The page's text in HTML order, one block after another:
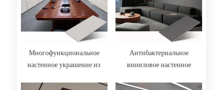
Многофункциональное
настенное украшение из
Антибактериальное
виниловое настенное